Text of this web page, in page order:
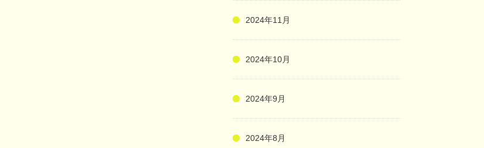
2024年11月
2024年10月
2024年9月
2024年8月